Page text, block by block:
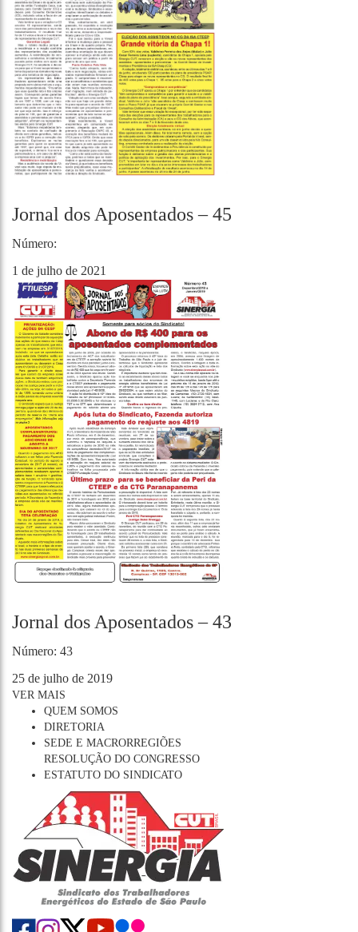
Jornal dos Aposentados – 45
Número:
1 de julho de 2021
Jornal dos Aposentados – 43
Número: 43
25 de julho de 2019
VER MAIS
QUEM SOMOS
DIRETORIA
SEDE E MACRORREGIÕES
RESOLUÇÃO DO CONGRESSO
ESTATUTO DO SINDICATO